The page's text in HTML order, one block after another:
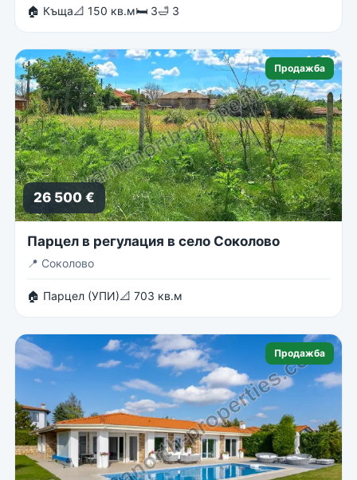
🏠 Къща📐 150 кв.м🛏 3🛁 3
Продажба
26 500 €
Парцел в регулация в село Соколово
📍 Соколово
🏠 Парцел (УПИ)📐 703 кв.м
Продажба